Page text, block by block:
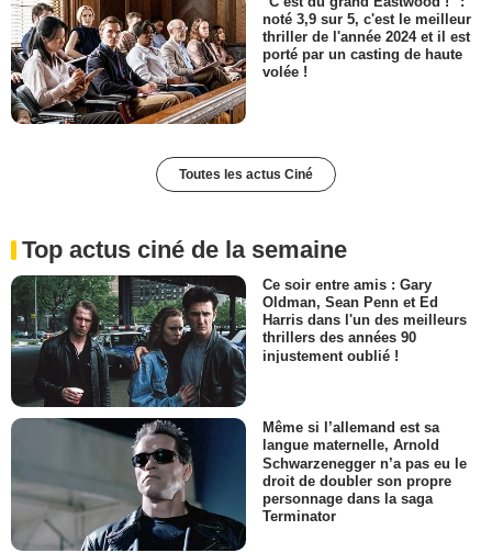
noté 3,9 sur 5, c'est le meilleur
thriller de l'année 2024 et il est
porté par un casting de haute
volée !
Toutes les actus Ciné
Top actus ciné de la semaine
Ce soir entre amis : Gary
Oldman, Sean Penn et Ed
Harris dans l'un des meilleurs
thrillers des années 90
injustement oublié !
Même si l’allemand est sa
langue maternelle, Arnold
Schwarzenegger n’a pas eu le
droit de doubler son propre
personnage dans la saga
Terminator